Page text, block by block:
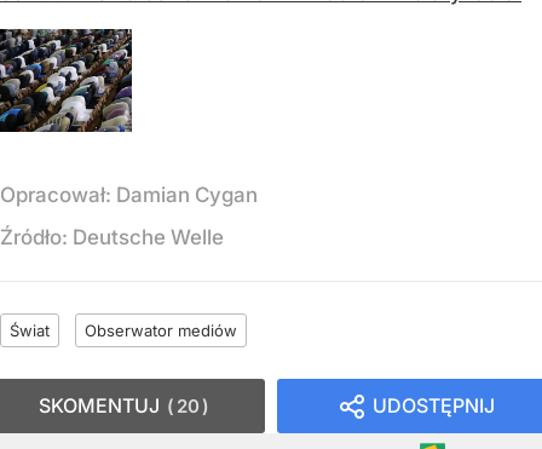
Opracował: Damian Cygan
Źródło: Deutsche Welle
Świat Obserwator mediów
UDOSTĘPNIJ
SKOMENTUJ 20